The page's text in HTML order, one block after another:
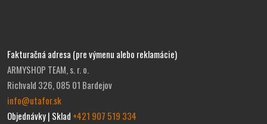
Fakturačná adresa (pre výmenu alebo reklamácie)
ARMYSHOP TEAM, s. r. o.
Richvald 326, 085 01 Bardejov
info@utafor.sk
Objednávky | Sklad +421 907 519 334